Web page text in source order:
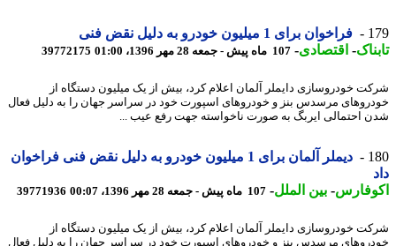
فراخوان برای 1 میلیون خودرو به دلیل نقض فنی
-اقتصادی-107 ماه پیش - جمعه 28 مهر 1396، 01:00 39772175
خودروسازی دایملر آلمان اعلام کرد، بیش از یک میلیون دستگاه از
مرسدس بنز و خودروهای اسپورت خود در سراسر جهان را به دلیل فعال
احتمالی ایربگ به صورت ناخواسته جهت رفع عیب ...
دیملر آلمان برای 1 میلیون خودرو به دلیل نقض فنی فراخوان
-بین الملل-107 ماه پیش - جمعه 28 مهر 1396، 00:07 39771936
خودروسازی دایملر آلمان اعلام کرد، بیش از یک میلیون دستگاه از
مرسدس بنز و خودروهای اسپورت خود در سراسر جهان را به دلیل فعال